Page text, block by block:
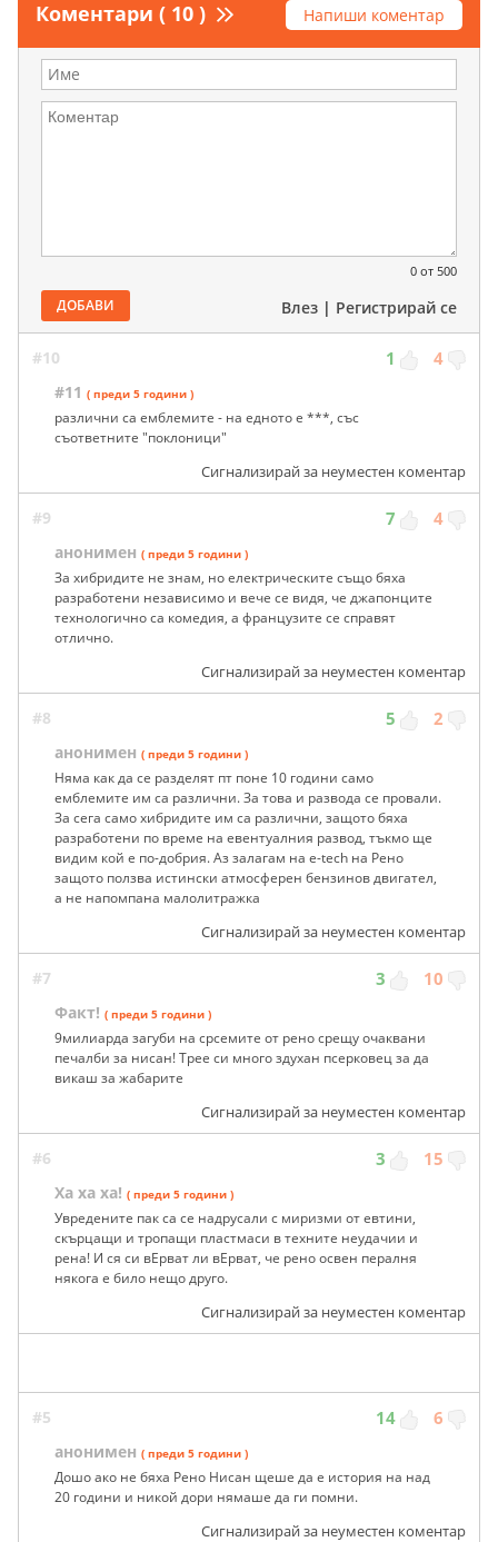
Коментари ( 10 ) Напиши коментар
0 от 500
ДОБАВИ Влез | Регистрирай се
#10 1 4
#11 ( преди 5 години )
различни са емблемите - на едното е ***, със
съответните "поклоници"
Сигнализирай за неуместен коментар
#9 7 4
анонимен ( преди 5 години )
За хибридите не знам, но електрическите също бяха
разработени независимо и вече се видя, че джапонците
технологично са комедия, а французите се справят
отлично.
Сигнализирай за неуместен коментар
#8 5 2
анонимен ( преди 5 години )
Няма как да се разделят пт поне 10 години само
емблемите им са различни. За това и развода се провали.
За сега само хибридите им са различни, защото бяха
разработени по време на евентуалния развод, тъкмо ще
видим кой е по-добрия. Аз залагам на e-tech на Рено
защото ползва истински атмосферен бензинов двигател,
а не напомпана малолитражка
Сигнализирай за неуместен коментар
#7 3 10
Факт! ( преди 5 години )
9милиарда загуби на срсемите от рено срещу очаквани
печалби за нисан! Трее си много здухан псерковец за да
викаш за жабарите
Сигнализирай за неуместен коментар
#6 3 15
Ха ха ха! ( преди 5 години )
Увредените пак са се надрусали с миризми от евтини,
скърцащи и тропащи пластмаси в техните неудачии и
рена! И ся си вЕрват ли вЕрват, че рено освен пералня
някога е било нещо друго.
Сигнализирай за неуместен коментар
#5 14 6
анонимен ( преди 5 години )
Дошо ако не бяха Рено Нисан щеше да е история на над
20 години и никой дори нямаше да ги помни.
Сигнализирай за неуместен коментар